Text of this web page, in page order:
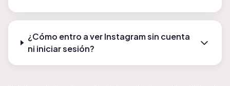
¿Cómo entro a ver Instagram sin cuenta
ni iniciar sesión?